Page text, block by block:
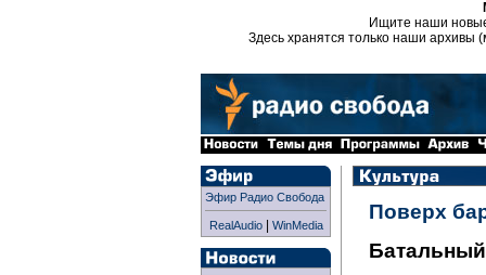
Ищите наши
Здесь хранятся только наши архивы
Эфир Радио Свобода
RealAudio| WinMedia
Поверх